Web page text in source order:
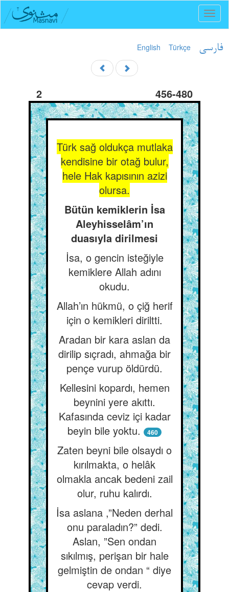
English Türkçe فارسی
2 456-480
Türk sağ oldukça mutlaka
kendisine bir otağ bulur,
hele Hak kapısının azizi
olursa.
Bütün kemiklerin İsa
Aleyhisselâm’ın
duasıyla dirilmesi
İsa, o gencin isteğiyle
kemiklere Allah adını
okudu.
Allah’ın hükmü, o çiğ herif
için o kemikleri diriltti.
Aradan bir kara aslan da
dirilip sıçradı, ahmağa bir
pençe vurup öldürdü.
Kellesini kopardı, hemen
beynini yere akıttı.
Kafasında ceviz içi kadar
beyin bile yoktu.
460
Zaten beyni bile olsaydı o
kırılmakta, o helâk
olmakla ancak bedeni zail
olur, ruhu kalırdı.
İsa aslana ,”Neden derhal
onu paraladın?” dedi.
Aslan, ”Sen ondan
sıkılmış, perişan bir hale
gelmiştin de ondan “ diye
cevap verdi.